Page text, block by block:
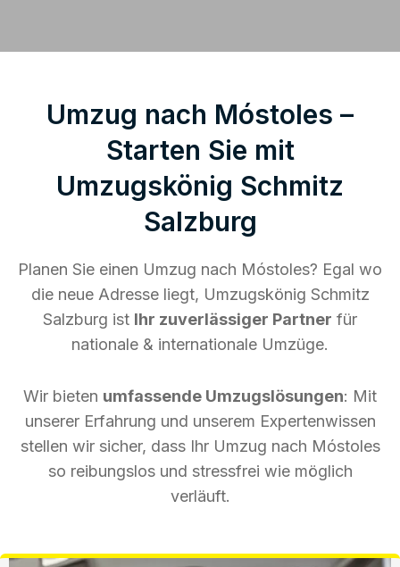
Umzug nach Móstoles –
Starten Sie mit
Umzugskönig Schmitz
Salzburg
Planen Sie einen Umzug nach Móstoles? Egal wo
die neue Adresse liegt, Umzugskönig Schmitz
Salzburg ist Ihr zuverlässiger Partner für
nationale & internationale Umzüge.
Wir bieten umfassende Umzugslösungen: Mit
unserer Erfahrung und unserem Expertenwissen
stellen wir sicher, dass Ihr Umzug nach Móstoles
so reibungslos und stressfrei wie möglich
verläuft.